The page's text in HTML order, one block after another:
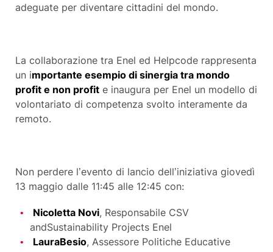
adeguate per diventare cittadini del mondo.
La collaborazione tra Enel ed Helpcode rappresenta
un importante esempio di sinergia tra mondo
profit e non profite inaugura per Enel un modello di
volontariato di competenza svolto interamente da
remoto.
Non perdere l’evento di lancio dell’iniziativa giovedì
13 maggio dalle 11:45 alle 12:45 con:
Nicoletta Novi, Responsabile CSV
andSustainability Projects Enel
LauraBesio,Assessore Politiche Educative